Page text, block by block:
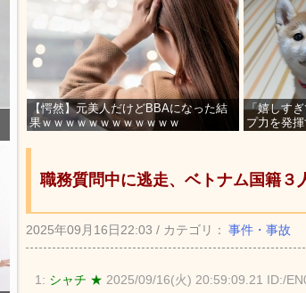
【愕然】元美人だけどBBAになった結
果ｗｗｗｗｗｗｗｗｗｗｗｗ
「嬉しす
プ力を発
職務質問中に逃走、ベトナム国籍
2025年09月16日22:03 / カテゴリ： 事件・事故
1: シャチ ★ 2025/09/16(火) 20:59:09.21 ID:/